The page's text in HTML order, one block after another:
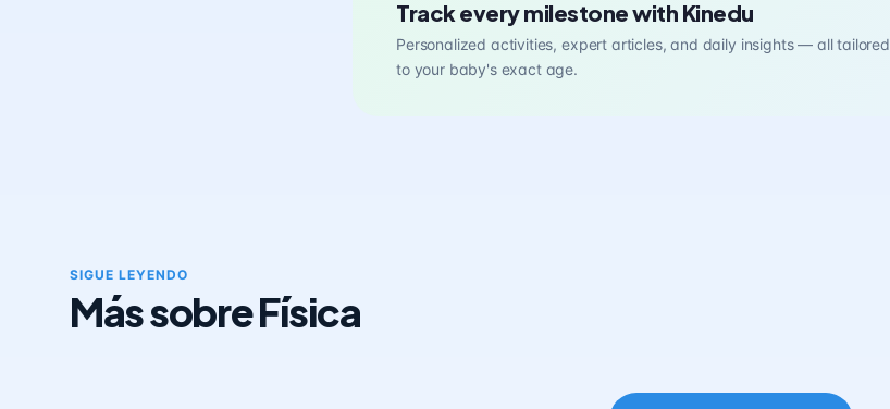
Track every milestone with Kinedu
Personalized activities, expert articles, and daily insights — all tailored
to your baby's exact age.
SIGUE LEYENDO
Más sobre Física